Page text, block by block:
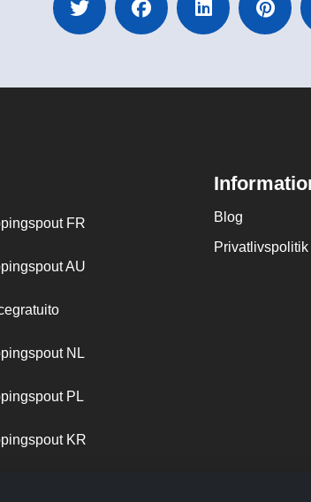
FR
AU
NL
PL
KR
Blog
Privatlivspolitik